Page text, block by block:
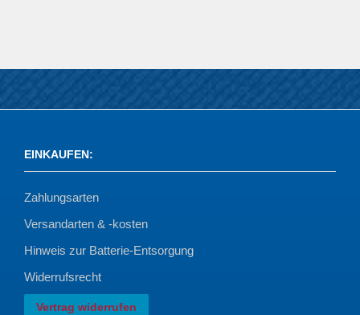
EINKAUFEN:
Zahlungsarten
Versandarten & -kosten
Hinweis zur Batterie-Entsorgung
Widerrufsrecht
Vertrag widerrufen